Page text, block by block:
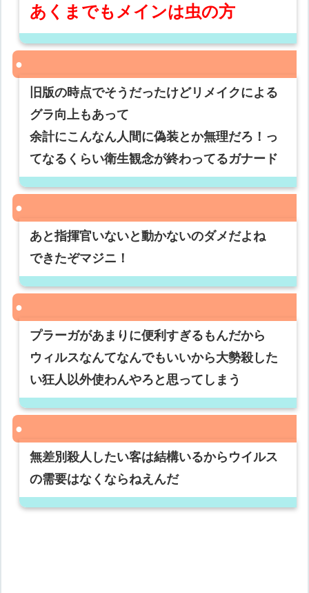
あくまでもメインは虫の方
旧版の時点でそうだったけどリメイクによる
グラ向上もあって
余計にこんなん人間に偽装とか無理だろ！っ
てなるくらい衛生観念が終わってるガナード
あと指揮官いないと動かないのダメだよね
できたぞマジニ！
プラーガがあまりに便利すぎるもんだから
ウィルスなんてなんでもいいから大勢殺した
い狂人以外使わんやろと思ってしまう
無差別殺人したい客は結構いるからウイルス
の需要はなくならねえんだ